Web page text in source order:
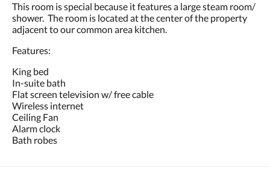
は、
左
ま
た
は
右
に
ス
ワ
イ
プ
す
る
This room is special because it features a large steam room/
shower. The room is located at the center of the property
adjacent to our common area kitchen.
Features:
King bed
In-suite bath
Flat screen television w/ free cable
Wireless internet
Ceiling Fan
Alarm clock
Bath robes